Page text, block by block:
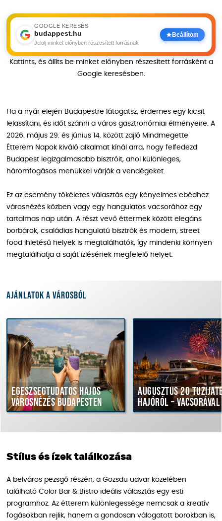
GOOGLE KERESÉS
budappest.hu
Jelölj minket előnyben részesített forrásnak
Beállítom
Kattints, és állíts be minket előnyben részesített forrásként a
Google keresésben.
Ha a nyár elején Budapestre látogatsz, érdemes egy kicsit
lelassítani, és időt szánni a város gasztronómiai élményeire. A
2026. május 29. és június 14. között zajló Mindmegette
Étterem Napok kiváló alkalmat kínál arra, hogy felfedezd
Budapest legizgalmasabb bisztróit, ahol különleges,
háromfogásos menükkel várják a vendégeket.
Ez az esemény tökéletes választás egy kényelmes ebédhez
városnézés közben vagy egy hangulatos vacsorához egy
tartalmas nap után. A részt vevő éttermek között elegáns
borbárok, családias hangulatú bisztrók és modern, street
food ihletésű helyek is megtalálhatók, így mindenki könnyen
megtalálhatja a saját ízlésének megfelelő helyet.
Ajánlatok a városból
hajós
Budapesten
Augusztus 20 tűzijáték
hajóról – vacsorával
Stílus és ízek találkozása
A belváros pezsgő részén, a Gozsdu udvar közelében
található Color Bar & Bistro ideális választás egy esti
programhoz. Az étterem különlegessége nemcsak a kreatív
fogásokban rejlik, hanem a gondosan válogatott borokban is,